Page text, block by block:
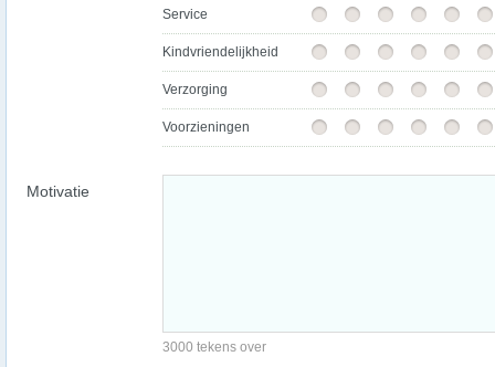
Service
Kindvriendelijkheid
Verzorging
Voorzieningen
Motivatie
3000 tekens over